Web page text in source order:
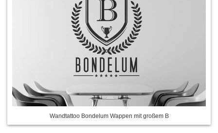
Wandtattoo Bondelum Wappen mit großem B